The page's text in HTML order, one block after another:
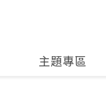
全
主題專區